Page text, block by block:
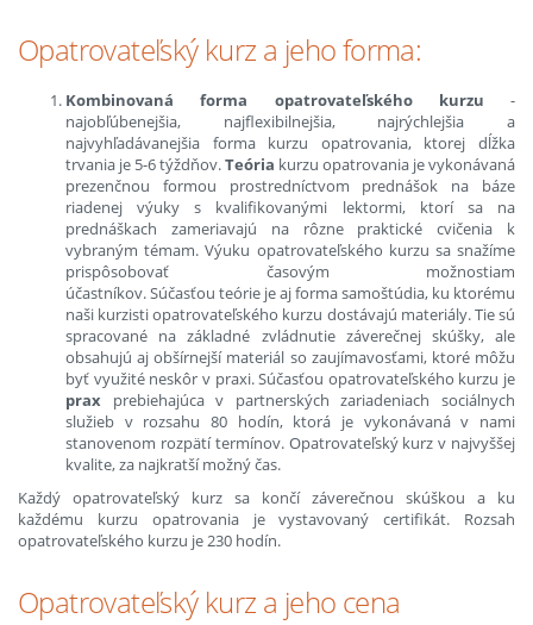
Opatrovateľský kurz a jeho forma:
Kombinovaná forma opatrovateľského kurzu -
najobľúbenejšia, najflexibilnejšia, najrýchlejšia a
najvyhľadávanejšia forma kurzu opatrovania, ktorej dĺžka
trvania je 5-6 týždňov.Teória kurzu opatrovania je vykonávaná
prezenčnou formou prostredníctvom prednášok na báze
riadenej výuky s kvalifikovanými lektormi, ktorí sa na
prednáškach zameriavajú na rôzne praktické cvičenia k
vybraným témam. Výuku opatrovateľského kurzu sa snažíme
prispôsobovať časovým možnostiam
účastníkov. Súčasťou teórie je aj forma samoštúdia, ku ktorému
naši kurzisti opatrovateľského kurzu dostávajú materiály. Tie sú
spracované na základné zvládnutie záverečnej skúšky, ale
obsahujú aj obšírnejší materiál so zaujímavosťami, ktoré môžu
byť využité neskôr v praxi. Súčasťou opatrovateľského kurzu je
prax prebiehajúca v partnerských zariadeniach sociálnych
služieb v rozsahu 80 hodín, ktorá je vykonávaná v nami
stanovenom rozpätí termínov. Opatrovateľský kurz v najvyššej
kvalite, za najkratší možný čas.
Každý opatrovateľský kurz sa končí záverečnou skúškou a ku
každému kurzu opatrovania je vystavovaný certifikát. Rozsah
opatrovateľského kurzu je 230 hodín.
Opatrovateľský kurz a jeho cena